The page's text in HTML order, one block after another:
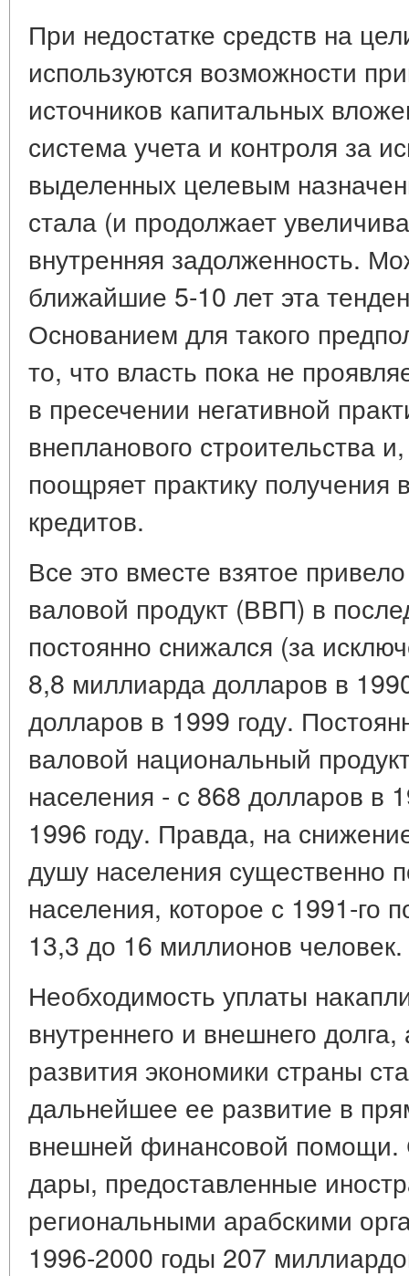
При недостатке средств на
используются возможности
источников капитальных
система учета и контроля за
выделенных целевым
стала (и продолжает
внутренняя задолженность.
ближайшие 5-10 лет эта
Основанием для такого
то, что власть пока не
в пресечении негативной
внепланового строительства
поощряет практику получения
кредитов.
Все это вместе взятое
валовой продукт (ВВП) в
постоянно снижался (за
8,8 миллиарда долларов в
долларов в 1999 году.
валовой национальный
населения - с 868 долларов в
1996 году. Правда, на
душу населения существенно
населения, которое с 1991-го
13,3 до 16 миллионов человек.
Необходимость уплаты
внутреннего и внешнего
развития экономики страны
дальнейшее ее развитие в
внешней финансовой помощи.
дары, предоставленные
региональными арабскими
1996-2000 годы 207